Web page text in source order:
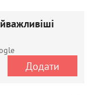
Додати